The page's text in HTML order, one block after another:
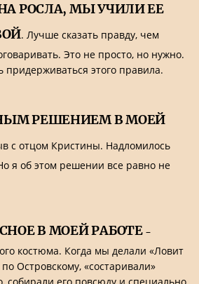
РОСЛА, МЫ УЧИЛИ ЕЕ
. Лучше сказать правду, чем
Это не просто, но нужно.
этого правила.
РЕШЕНИЕМ В МОЕЙ
с отцом Кристины. Надломилось
я об этом решении все равно не
В МОЕЙ РАБОТЕ–
костюма. Когда мы делали «Ловит
Островскому, «состаривали»